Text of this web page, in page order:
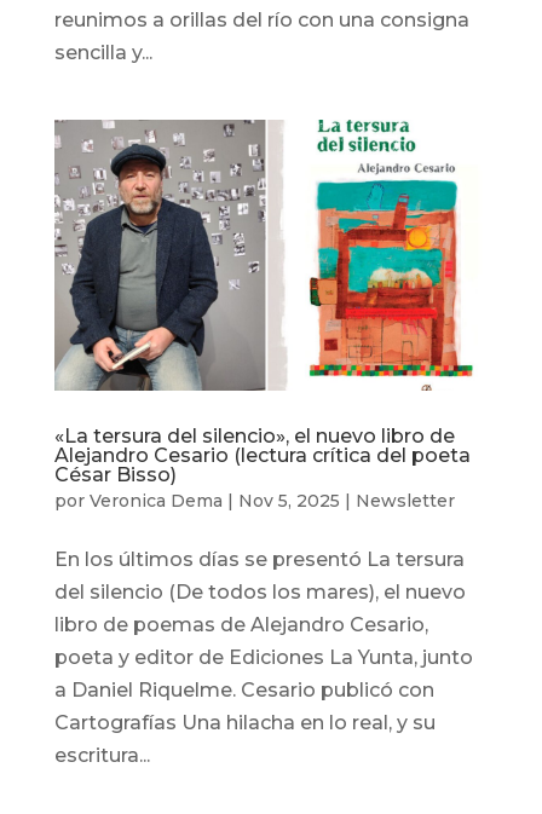
reunimos a orillas del río con una consigna
sencilla y...
«La tersura del silencio», el nuevo libro de
Alejandro Cesario (lectura crítica del poeta
César Bisso)
por Veronica Dema | Nov 5, 2025 | Newsletter
En los últimos días se presentó La tersura
del silencio (De todos los mares), el nuevo
libro de poemas de Alejandro Cesario,
poeta y editor de Ediciones La Yunta, junto
a Daniel Riquelme. Cesario publicó con
Cartografías Una hilacha en lo real, y su
escritura...